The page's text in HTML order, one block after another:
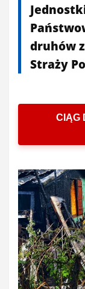
druhów
Straży
CIĄG